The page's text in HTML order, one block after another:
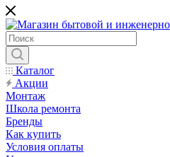
Каталог
Акции
Монтаж
Школа ремонта
Бренды
Как купить
Условия оплаты